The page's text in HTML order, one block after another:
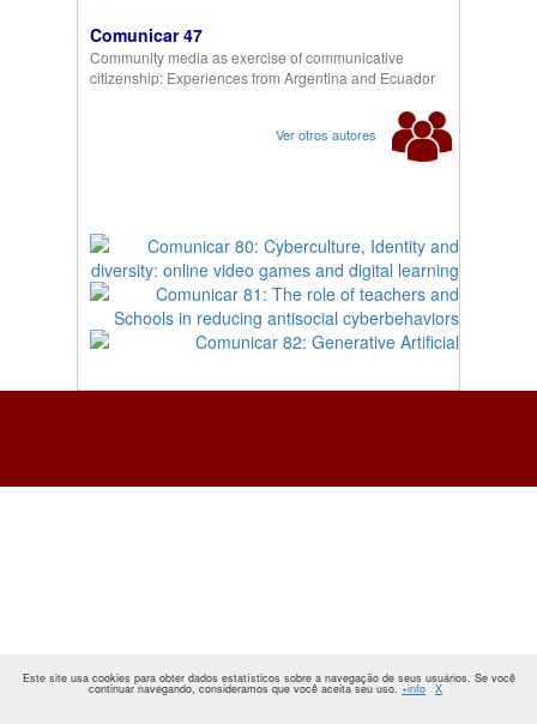
Comunicar 47
Community media as exercise of communicative
citizenship: Experiences from Argentina and Ecuador
Ver otros autores
Este site usa cookies para obter dados estatísticos sobre a navegação de seus usuários. Se você
continuar navegando, consideramos que você aceita seu uso. +info X